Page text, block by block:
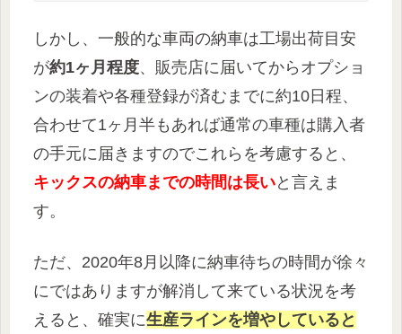
しかし、一般的な車両の納車は工場出荷目安
が約1ヶ月程度、販売店に届いてからオプショ
ンの装着や各種登録が済むまでに約10日程、
合わせて1ヶ月半もあれば通常の車種は購入者
の手元に届きますのでこれらを考慮すると、
キックスの納車までの時間は長いと言えま
す。
ただ、2020年8月以降に納車待ちの時間が徐々
にではありますが解消して来ている状況を考
えると、確実に生産ラインを増やしていると